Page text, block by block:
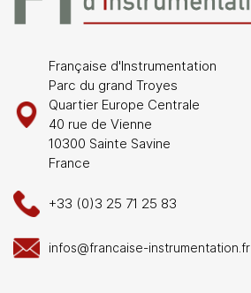
Française d'Instrumentation
Parc du grand Troyes
Quartier Europe Centrale
40 rue de Vienne
10300 Sainte Savine
France
+33 (0)3 25 71 25 83
infos@francaise-instrumentation.fr